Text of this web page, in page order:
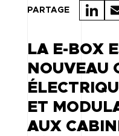
PARTAGE
LI
K
E
D
I
N
E
LA E-BOX
NOUVEAU
ET
AUX